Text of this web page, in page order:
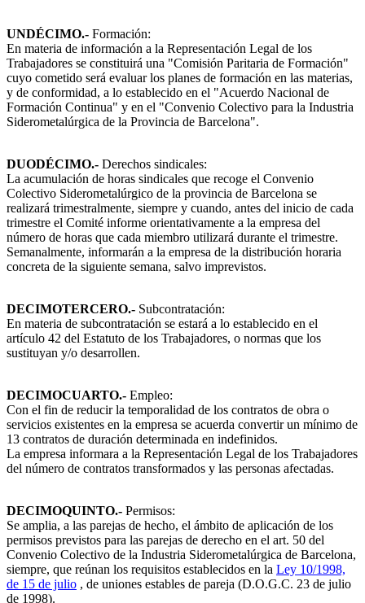
UNDÉCIMO.- Formación:
En materia de información a la Representación Legal de los
Trabajadores se constituirá una "Comisión Paritaria de Formación"
cuyo cometido será evaluar los planes de formación en las materias,
y de conformidad, a lo establecido en el "Acuerdo Nacional de
Formación Continua" y en el "Convenio Colectivo para la Industria
Siderometalúrgica de la Provincia de Barcelona".
DUODÉCIMO.- Derechos sindicales:
La acumulación de horas sindicales que recoge el Convenio
Colectivo Siderometalúrgico de la provincia de Barcelona se
realizará trimestralmente, siempre y cuando, antes del inicio de cada
trimestre el Comité informe orientativamente a la empresa del
número de horas que cada miembro utilizará durante el trimestre.
Semanalmente, informarán a la empresa de la distribución horaria
concreta de la siguiente semana, salvo imprevistos.
DECIMOTERCERO.- Subcontratación:
En materia de subcontratación se estará a lo establecido en el
artículo 42 del Estatuto de los Trabajadores, o normas que los
sustituyan y/o desarrollen.
DECIMOCUARTO.- Empleo:
Con el fin de reducir la temporalidad de los contratos de obra o
servicios existentes en la empresa se acuerda convertir un mínimo de
13 contratos de duración determinada en indefinidos.
La empresa informara a la Representación Legal de los Trabajadores
del número de contratos transformados y las personas afectadas.
DECIMOQUINTO.- Permisos:
Se amplia, a las parejas de hecho, el ámbito de aplicación de los
permisos previstos para las parejas de derecho en el art. 50 del
Convenio Colectivo de la Industria Siderometalúrgica de Barcelona,
siempre, que reúnan los requisitos establecidos en la Ley 10/1998,
de 15 de julio , de uniones estables de pareja (D.O.G.C. 23 de julio
de 1998).